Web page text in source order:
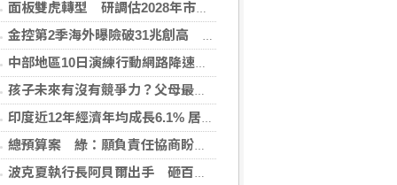
面板雙虎轉型 研調估2028年市占下降盼成關鍵少數
金控第2季海外曝險破31兆創高 日本年增45%居冠
中部地區10日演練行動網路降速 NCC籲提前準備
孩子未來有沒有競爭力？父母最該做的是這件事
印度近12年經濟年均成長6.1% 居G20之首
總預算案 綠：願負責任協商盼爭議案降至100案以下
波克夏執行長阿貝爾出手 砸百億美元投資Alphabet